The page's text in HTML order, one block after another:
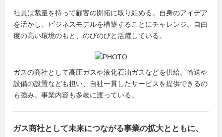
社員は裁量を持って顧客の開拓に取り組める。自身のアイデア
を活かし、ビジネスモデルを構築することにチャレンジ。自由
度の高い環境のもと、のびのびと活躍している。
ガスの商社として高圧ガスや液化石油ガスなどを供給。輸送や
設備の設置なども担い、自社一貫したサービスを提供できるの
も強み。事業内容も多岐に渡っている。
ガス商社として未来につながる事業の拡大とともに、